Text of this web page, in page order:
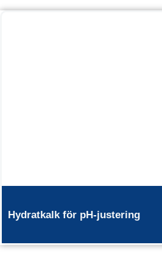
Hydratkalk för pH-justering